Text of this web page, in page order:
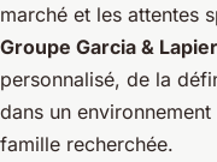
marché et les attentes
Groupe Garcia &
personnalisé, de la
dans un
famille recherchée.